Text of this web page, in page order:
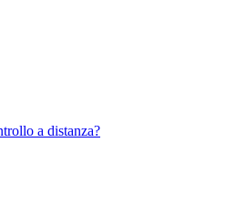
a distanza?